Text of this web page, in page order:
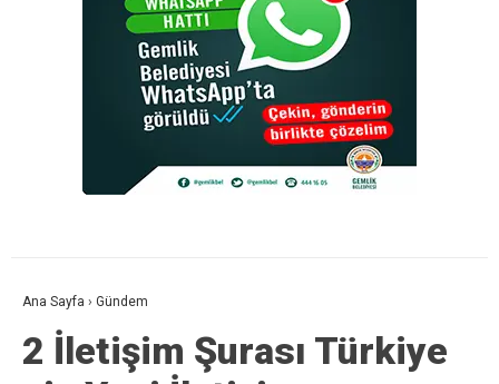
Ana Sayfa › Gündem
2 İletişim Şurası Türkiye